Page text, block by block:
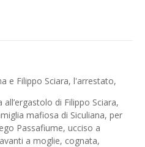
di Filippo Sciara,
mafiosa di Siculiana, per
Passafiume, ucciso a
a moglie, cognata,